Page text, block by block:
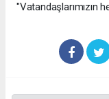
"Vatandaşlarımızın